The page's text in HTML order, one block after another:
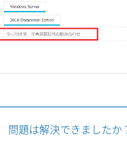
問題は解決できましたか